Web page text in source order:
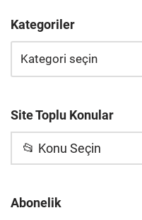
Kategoriler
Site Toplu Konular
📂 Konu Seçin
Abonelik